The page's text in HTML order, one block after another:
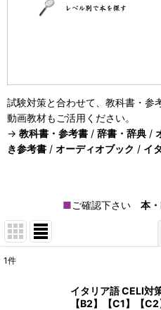
試験対策と合わせて、教科書・参
動画教材もご活用ください。
→ 教科書・参考書 / 辞書・辞典 /
き参考書 / オーディオブック / イ
■ご確認下さい 本
1件
イタリア語 CELI対
【B2】【C1】【C2